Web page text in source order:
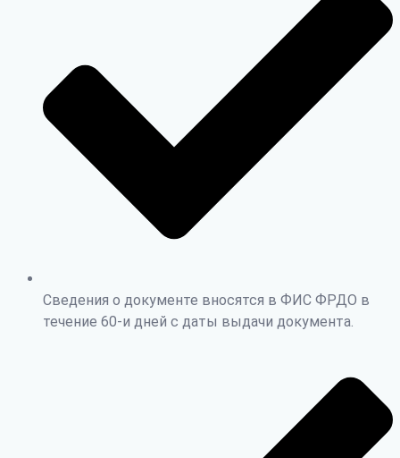
Сведения о документе вносятся в ФИС ФРДО в
течение 60-и дней с даты выдачи документа.